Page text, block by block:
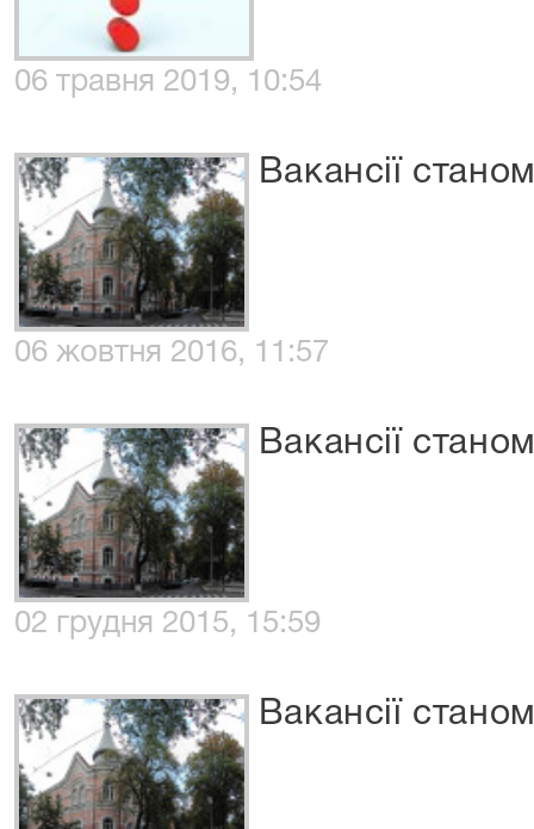
06 травня 2019, 10:54
Вакансії
06 жовтня 2016, 11:57
Вакансії
02 грудня 2015, 15:59
Вакансії